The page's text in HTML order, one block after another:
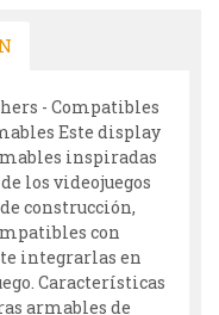
- Compatibles
Este display
inspiradas
los videojuegos
construcción,
con
integrarlas en
Características
armables de